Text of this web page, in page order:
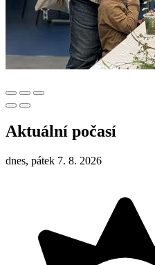
Aktuální počasí
dnes, pátek 7. 8. 2026